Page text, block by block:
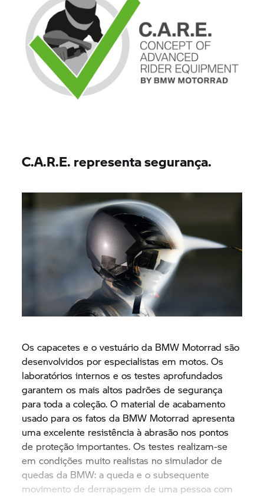
C.A.R.E. representa segurança.
Os capacetes e o vestuário da BMW Motorrad são
desenvolvidos por especialistas em motos. Os
laboratórios internos e os testes aprofundados
garantem os mais altos padrões de segurança
para toda a coleção. O material de acabamento
usado para os fatos da BMW Motorrad apresenta
uma excelente resistência à abrasão nos pontos
de proteção importantes. Os testes realizam-se
em condições muito realistas no simulador de
quedas da BMW: a queda e o subsequente
movimento de derrapagem de uma pessoa com